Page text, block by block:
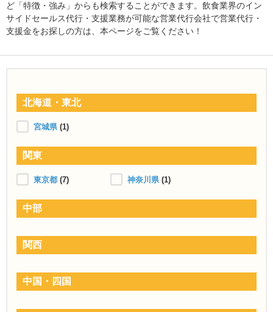
ど「特徴・強み」からも検索することができます。飲食業界のイン
サイドセールス代行・支援業務が可能な営業代行会社で営業代行・
支援金をお探しの方は、本ページをご覧ください！
北海道・東北
宮城県 (1)
関東
東京都 (7) 神奈川県 (1)
中部
関西
中国・四国